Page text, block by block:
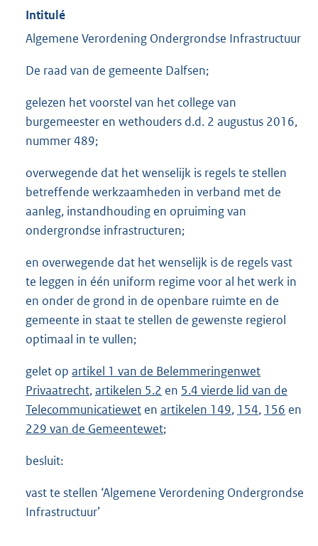
Intitulé
Algemene Verordening Ondergrondse Infrastructuur
De raad van de gemeente Dalfsen;
gelezen het voorstel van het college van
burgemeester en wethouders d.d. 2 augustus 2016,
nummer 489;
overwegende dat het wenselijk is regels te stellen
betreffende werkzaamheden in verband met de
aanleg, instandhouding en opruiming van
ondergrondse infrastructuren;
en overwegende dat het wenselijk is de regels vast
te leggen in één uniform regime voor al het werk in
en onder de grond in de openbare ruimte en de
gemeente in staat te stellen de gewenste regierol
optimaal in te vullen;
gelet op artikel 1 van de Belemmeringenwet
Privaatrecht,artikelen 5.2 en 5.4 vierde lid van de
Telecommunicatiewet en artikelen 149, 154, 156 en
229 van de Gemeentewet;
besluit:
vast te stellen ‘Algemene Verordening Ondergrondse
Infrastructuur’